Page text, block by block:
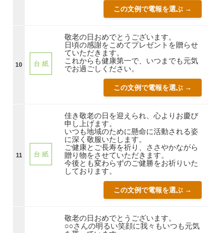
この文例で電報を選ぶ →
10 台 紙
敬老の日おめでとうございます。
日頃の感謝をこめてプレゼントを贈らせ
ていただきます。
これからも健康第一で、いつまでも元気
でお過ごしください。
この文例で電報を選ぶ →
11 台 紙
佳き敬老の日を迎えられ、心よりお慶び
申し上げます。
いつも地域のために懸命に活動される姿
に深く敬服いたします。
ご健康とご長寿を祈り、ささやかながら
贈り物をさせていただきます。
今後とも変わらずのご健勝をお祈りいた
しております。
この文例で電報を選ぶ →
敬老の日おめでとうございます。
○○さんの明るい笑顔に我々もいつも元気